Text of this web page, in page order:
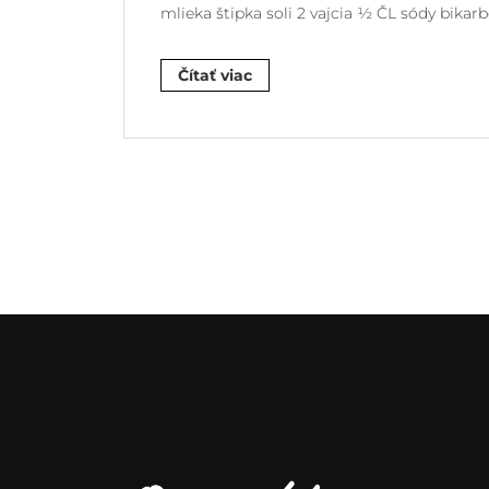
mlieka štipka soli 2 vajcia ½ ČL sódy
Čítať viac